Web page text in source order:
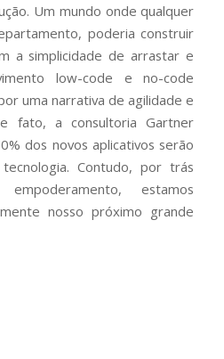
Um mundo onde qualquer
poderia construir
a simplicidade de arrastar e
low-code e no-code
uma narrativa de agilidade e
fato, a consultoria Gartner
dos novos aplicativos serão
Contudo, por trás
estamos
nosso próximo grande